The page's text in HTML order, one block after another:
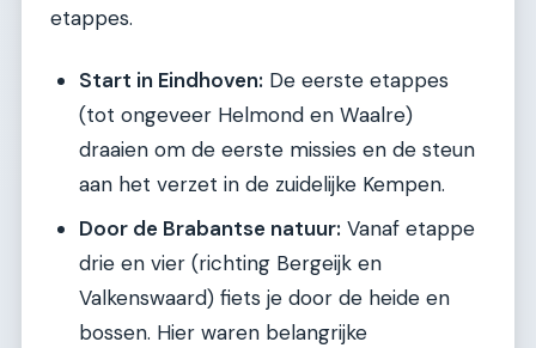
etappes.
Start in Eindhoven: De eerste etappes
(tot ongeveer Helmond en Waalre)
draaien om de eerste missies en de steun
aan het verzet in de zuidelijke Kempen.
Door de Brabantse natuur: Vanaf etappe
drie en vier (richting Bergeijk en
Valkenswaard) fiets je door de heide en
bossen. Hier waren belangrijke